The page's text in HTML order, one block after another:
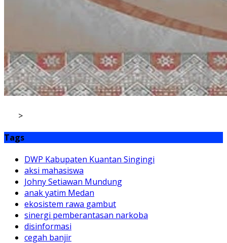
Johny Setiawan Mundung
anak yatim Medan
ekosistem rawa gambut
sinergi pemberantasan narkoba
Polres Pelalawan
Haul Raja Kecik
cinta tanah air Indonesia
kriminalisasi Polrestabes Medan
#KeamananDigital
Otonomi Daerah
Previous